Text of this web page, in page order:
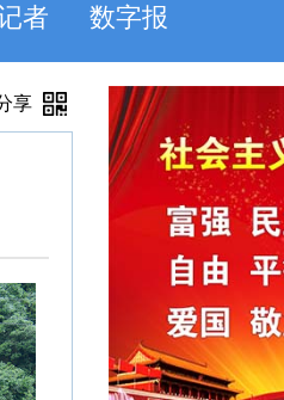
者 数字报
享